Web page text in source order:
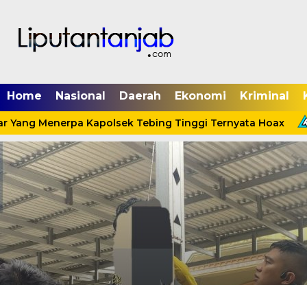
Home Nasional Daerah Ekonomi Kriminal
Yang Menerpa Kapolsek Tebing Tinggi Ternyata Hoax